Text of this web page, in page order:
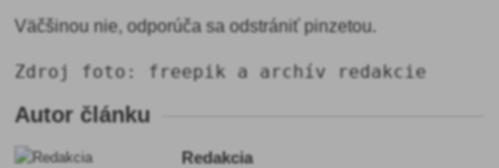
Väčšinou nie, odporúča sa odstrániť pinzetou.
Zdroj foto: freepik a archív redakcie
Autor článku
Redakcia